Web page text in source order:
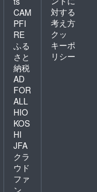
CAM
PFI
RE
ふる
さと
納税
AD
FOR
ALL
HIO
KOS
HI
JFA
クラ
ウド
ファ
ン
対する
考え方
クッ
キーポ
リシー